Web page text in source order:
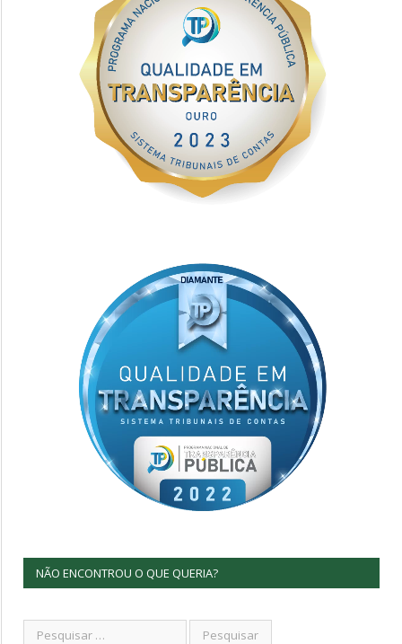
NÃO ENCONTROU O QUE QUERIA?